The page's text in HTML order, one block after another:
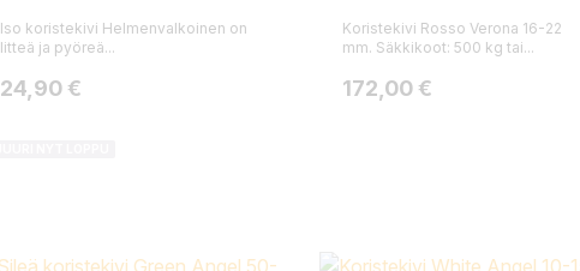
Iso koristekivi Helmenvalkoinen on
litteä ja pyöreä...
Hinta
24,90 €
Koristekivi Rosso Verona 16-22
mm. Säkkikoot: 500 kg tai...
Hinta
172,00 €